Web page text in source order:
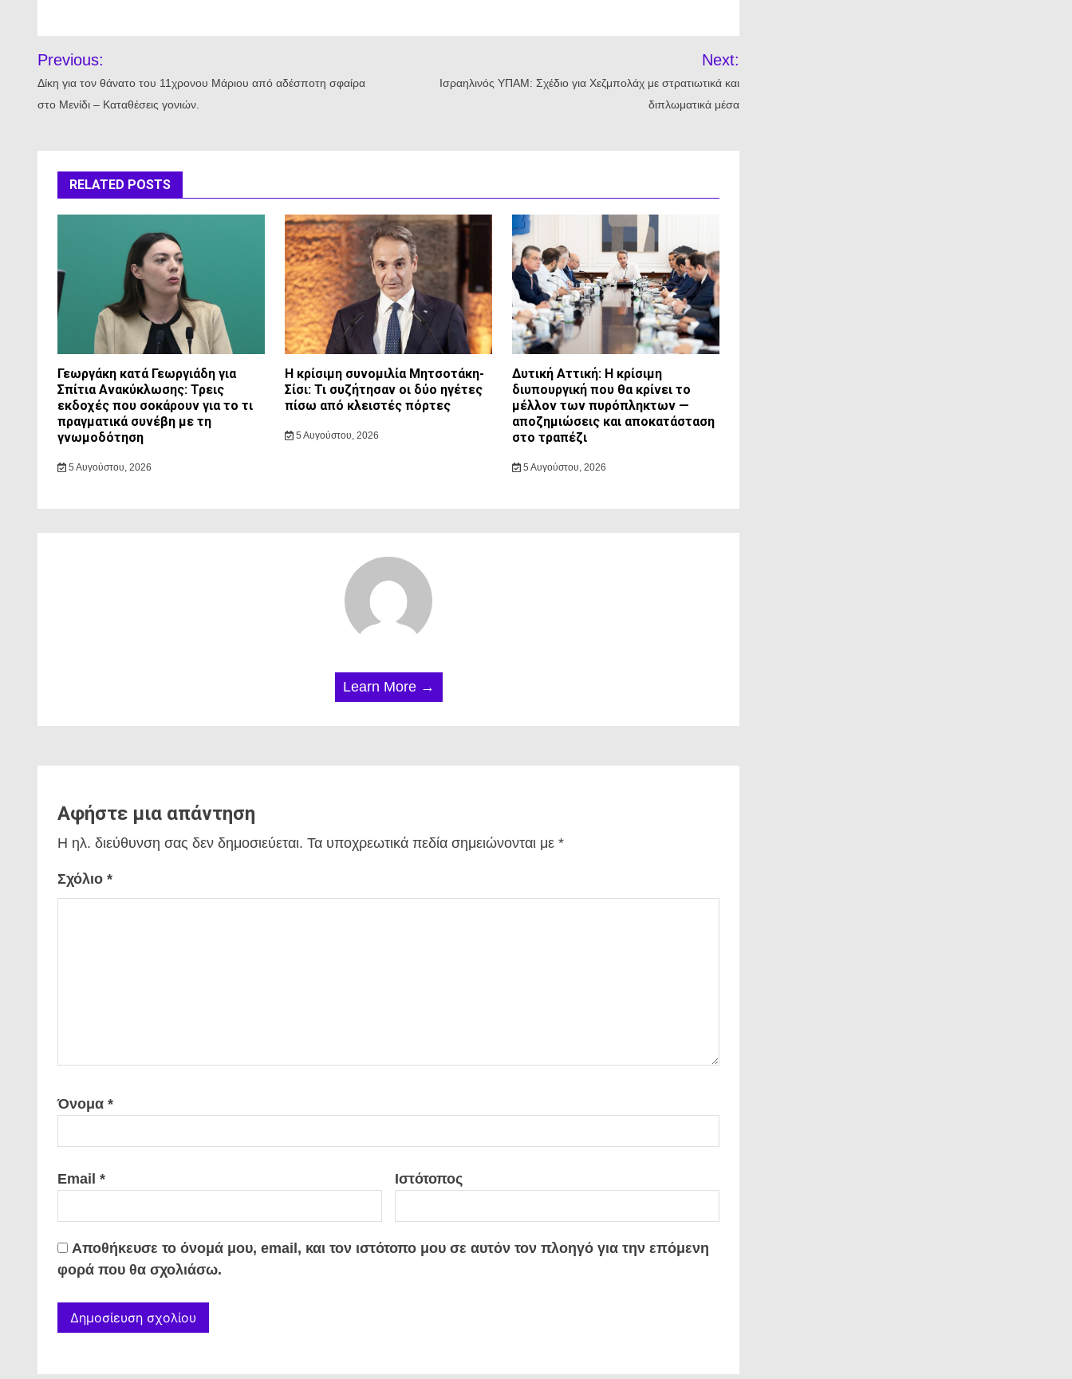
άρθρων
Previous:
Δίκη για τον θάνατο του 11χρονου Μάριου από αδέσποτη σφαίρα
στο Μενίδι – Καταθέσεις γονιών.
Next:
Ισραηλινός ΥΠΑΜ: Σχέδιο για Χεζμπολάχ με στρατιωτικά και
διπλωματικά μέσα
RELATED POSTS
Γεωργάκη κατά Γεωργιάδη για
Σπίτια Ανακύκλωσης: Τρεις
εκδοχές που σοκάρουν για το τι
πραγματικά συνέβη με τη
γνωμοδότηση
5 Αυγούστου, 2026
Η κρίσιμη συνομιλία Μητσοτάκη-
Σίσι: Τι συζήτησαν οι δύο ηγέτες
πίσω από κλειστές πόρτες
5 Αυγούστου, 2026
Δυτική Αττική: Η κρίσιμη
διυπουργική που θα κρίνει το
μέλλον των πυρόπληκτων —
αποζημιώσεις και αποκατάσταση
στο τραπέζι
5 Αυγούστου, 2026
Learn More →
Αφήστε μια απάντηση
Η ηλ. διεύθυνση σας δεν δημοσιεύεται. Τα υποχρεωτικά πεδία σημειώνονται με *
Σχόλιο *
Όνομα *
Email * Ιστότοπος
Αποθήκευσε το όνομά μου, email, και τον ιστότοπο μου σε αυτόν τον πλοηγό για την επόμενη
φορά που θα σχολιάσω.